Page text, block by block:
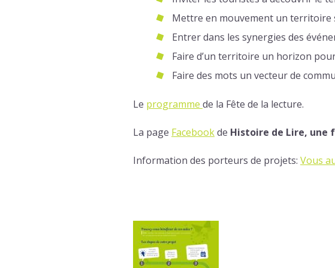
Mettre en mouvement un territoire
Entrer dans les synergies des
Faire d’un territoire un horizon
Faire des mots un vecteur de
Le programme de la Fête de la lecture.
La page Facebookde Histoire de Lire, une
Information des porteurs de projets: Vous